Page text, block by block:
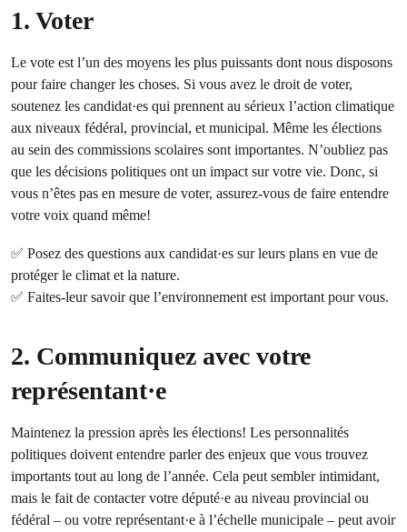
1. Voter
Le vote est l’un des moyens les plus puissants dont nous disposons
pour faire changer les choses. Si vous avez le droit de voter,
soutenez les candidat·es qui prennent au sérieux l’action climatique
aux niveaux fédéral, provincial, et municipal. Même les élections
au sein des commissions scolaires sont importantes. N’oubliez pas
que les décisions politiques ont un impact sur votre vie. Donc, si
vous n’êtes pas en mesure de voter, assurez-vous de faire entendre
votre voix quand même!
✅ Posez des questions aux candidat·es sur leurs plans en vue de
protéger le climat et la nature.
✅ Faites-leur savoir que l’environnement est important pour vous.
2. Communiquez avec votre
représentant·e
Maintenez la pression après les élections! Les personnalités
politiques doivent entendre parler des enjeux que vous trouvez
importants tout au long de l’année. Cela peut sembler intimidant,
mais le fait de contacter votre député·e au niveau provincial ou
fédéral – ou votre représentant·e à l’échelle municipale – peut avoir